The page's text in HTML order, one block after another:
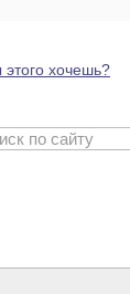
этого хочешь?